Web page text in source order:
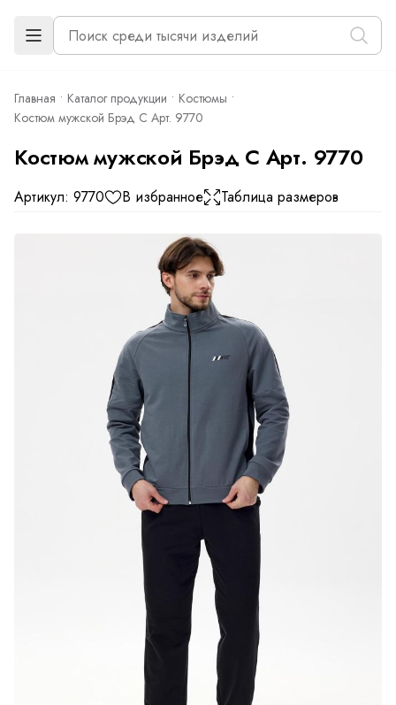
Главная Каталог продукции
Костюмы
Костюм мужской Брэд С Арт. 9770
Костюм мужской Брэд С Арт. 9770
Артикул: 9770 В избранное Таблица размеров